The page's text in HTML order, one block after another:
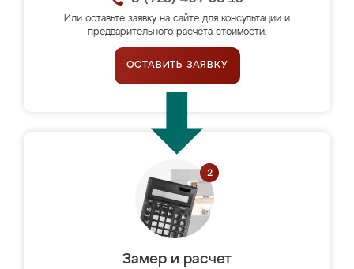
Или оставьте заявку на сайте для консультации и
предварительного расчёта стоимости.
ОСТАВИТЬ ЗАЯВКУ
Замер и расчет